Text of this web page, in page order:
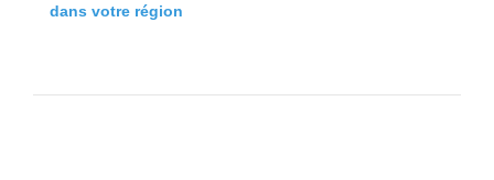
dans votre région